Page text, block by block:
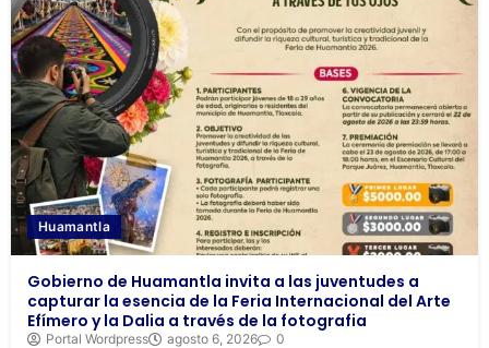
Huamantla
Gobierno de Huamantla invita a las juventudes a
capturar la esencia de la Feria Internacional del Arte
Efímero y la Dalia a través de la fotografia
Portal Wordpress agosto 6, 2026 0